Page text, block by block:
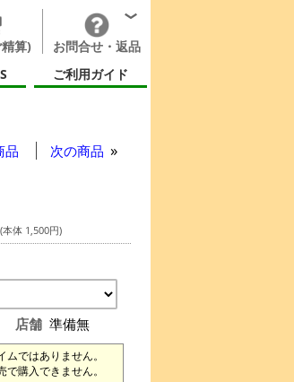
算)
お問合せ・返品
ご利用ガイド
品 次の商品
(本体 1,500円)
店舗 準備無
ではありません。
購入できません。